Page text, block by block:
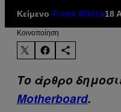
Κείμενο Frank White18
Kοινοποίηση
Το άρθρο
Motherboard.